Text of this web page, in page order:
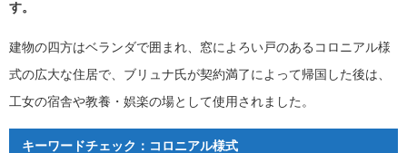
す。
建物の四方はベランダで囲まれ、窓によろい戸のあるコロニアル様
式の広大な住居で、ブリュナ氏が契約満了によって帰国した後は、
工女の宿舎や教養・娯楽の場として使用されました。
キーワードチェック：コロニアル様式